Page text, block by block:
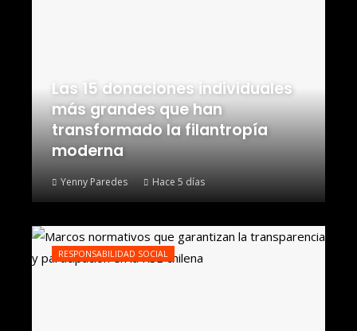
Las 15 donaciones individuales
más grandes que han
transformado la filantropía
moderna
Yenny Paredes Hace 5 días
RESPONSABILIDAD SOCIAL